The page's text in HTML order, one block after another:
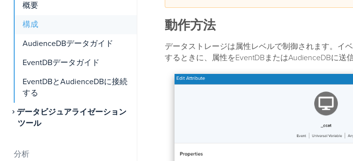
概要
構成
AudienceDBデータガイド
EventDBデータガイド
EventDBとAudienceDBに接続
する
データビジュアライゼーション
ツール
分析
動作方法
データストレージは属性レベルで制御されます。イ
するときに、属性をEventDBまたはAudienceDBに送